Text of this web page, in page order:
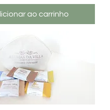
ao carrinho